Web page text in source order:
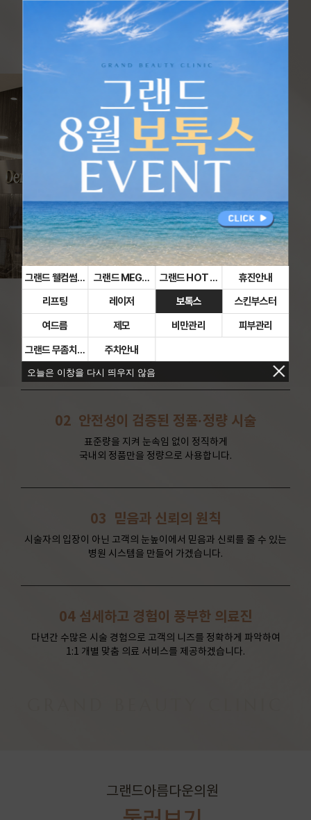
그랜드아름다운의원
PRINCIPLE
01비수술적인 항노화 시술
빠르고 간편한 시술로 일상생활로 빠른 복귀가 가능하게 하기 위해
그랜드만의 독자적인 비수술
의료 시스템을 구축하고 있습니다.
02 안전성이 검증된 정품·정량 시술
표준량을 지켜 눈속임 없이 정직하게
국내외 정품만을 정량으로 사용합니다.
03 믿음과 신뢰의 원칙
시술자의 입장이 아닌 고객의 눈높이에서 믿음과 신뢰를 줄 수 있는
병원 시스템을 만들어 가겠습니다.
04 섬세하고 경험이 풍부한 의료진
다년간 수많은 시술 경험으로 고객의 니즈를 정확하게 파악하여
1:1 개별 맞춤 의료 서비스를 제공하겠습니다.
그랜드아름다운의원
그랜드 웰컴썸머 이벤트그랜드 MEGA HOT DEAL 이벤트
그랜드 HOT DEAL 이벤트
휴진안내
리프팅 레이저 보톡스 스킨부스터
여드름 제모 비만관리 피부관리
그랜드 무좀치료 주차안내
오늘은 이창을 다시 띄우지 않음